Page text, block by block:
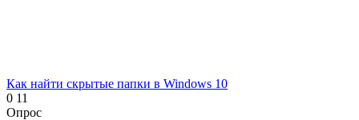
Как найти скрытые папки в Windows 10
0 11
Опрос